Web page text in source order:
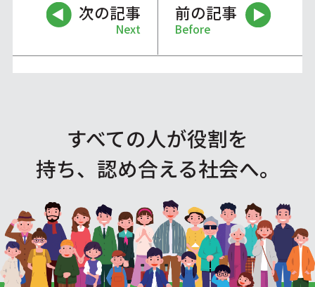
次の記事
Next
前の記事
Before
すべての人が役割を
持ち、認め合える社会へ。